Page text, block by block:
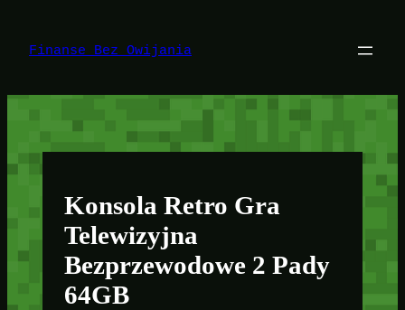
treści
Finanse Bez Owijania
Konsola Retro Gra
Telewizyjna
Bezprzewodowe 2 Pady
64GB